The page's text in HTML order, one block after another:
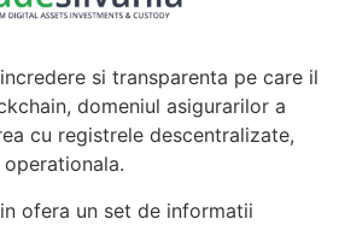
si transparenta pe care il
domeniul asigurarilor a
cu registrele descentralizate,
ofera un set de informatii